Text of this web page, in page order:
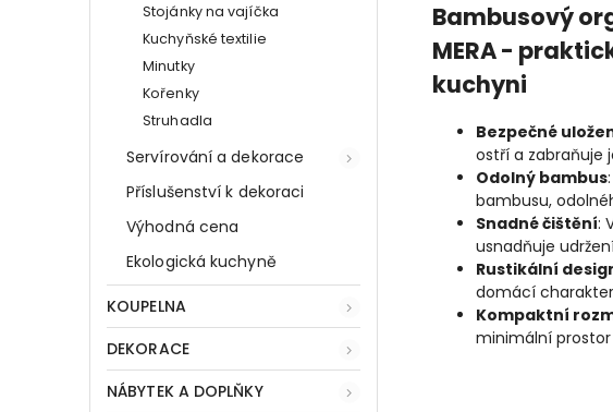
Stojánky na vajíčka
Kuchyňské textilie
Minutky
Kořenky
Struhadla
Servírování a dekorace
Příslušenství k dekoraci
Výhodná cena
Ekologická kuchyně
KOUPELNA
DEKORACE
NÁBYTEK A DOPLŇKY
Bambusový
MERA -
kuchyni
Bezpečné
ostří a zabraňuje
Odolný bambus
bambusu,
Snadné čištění:
usnadňuje
Rustikální
domácí
Kompaktní
minimální prostor